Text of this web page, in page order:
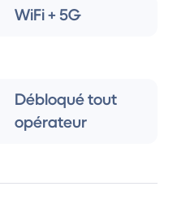
WiFi + 5G
Débloqué tout
opérateur